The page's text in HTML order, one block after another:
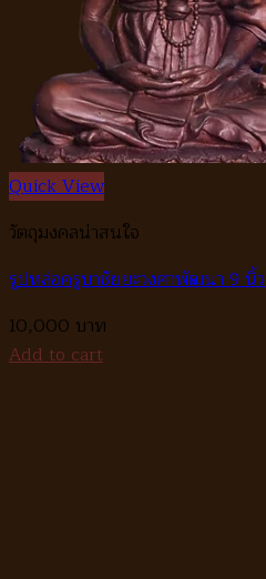
Quick View
วัตถุมงคลน่าสนใจ
รูปหล่อครูบาชัยยะวงศาพัฒนา 9 นิ้ว
10,000
Add to cart